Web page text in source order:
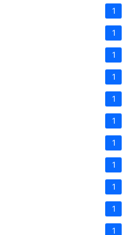
1
1
1
1
1
1
1
1
1
1
1